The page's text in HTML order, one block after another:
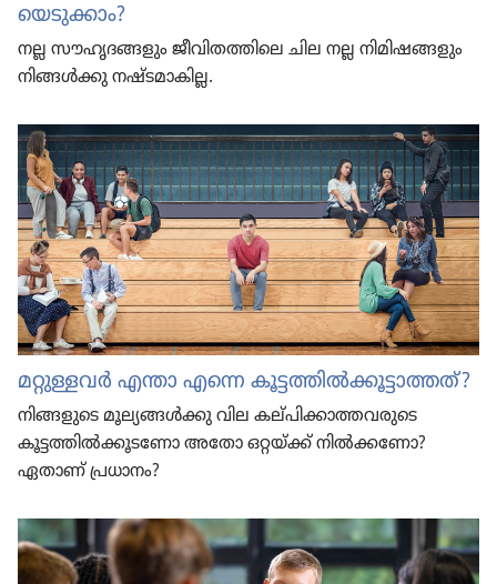
യെ​ടു​ക്കാം?
നല്ല സൗഹൃ​ദ​ങ്ങ​ളും ജീവി​ത​ത്തി​ലെ ചില നല്ല നിമി​ഷ​ങ്ങ​ളും
നിങ്ങൾക്കു നഷ്ടമാ​കില്ല.
മറ്റുള്ളവർ എന്താ എന്നെ കൂട്ടത്തിൽക്കൂ​ട്ടാ​ത്തത്‌?
നിങ്ങളു​ടെ മൂല്യ​ങ്ങൾക്കു വില കല്‌പി​ക്കാ​ത്ത​വ​രു​ടെ
കൂട്ടത്തിൽക്കൂ​ട​ണോ അതോ ഒറ്റയ്‌ക്ക്‌ നിൽക്ക​ണോ?
ഏതാണ്‌ പ്രധാനം?